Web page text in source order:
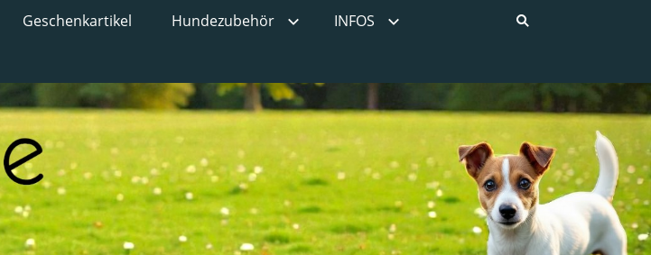
Geschenkartikel Hundezubehör INFOS